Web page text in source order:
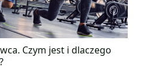
Czym jest i dlaczego